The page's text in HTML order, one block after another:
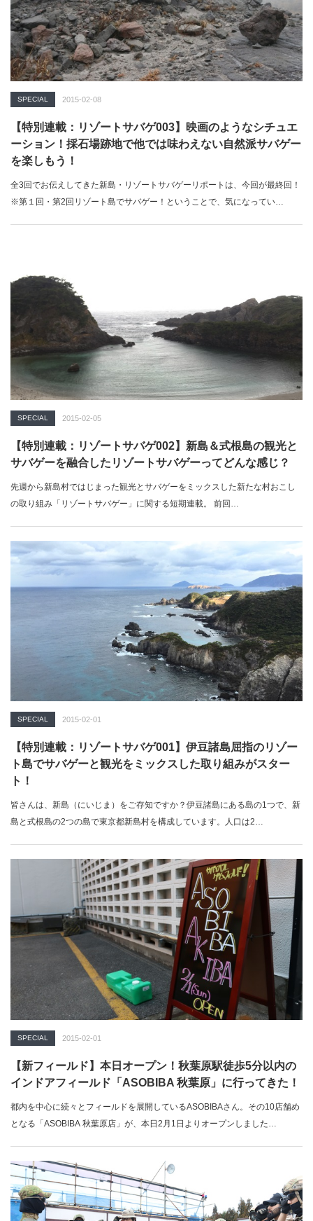
SPECIAL 2015-02-08
【特別連載：リゾートサバゲ003】映画のようなシチュエ
ーション！採石場跡地で他では味わえない自然派サバゲー
を楽しもう！
全3回でお伝えしてきた新島・リゾートサバゲーリポートは、今回が最終回！
※第１回・第2回リゾート島でサバゲー！ということで、気になってい…
SPECIAL 2015-02-05
【特別連載：リゾートサバゲ002】新島＆式根島の観光と
サバゲーを融合したリゾートサバゲーってどんな感じ？
先週から新島村ではじまった観光とサバゲーをミックスした新たな村おこし
の取り組み「リゾートサバゲー」に関する短期連載。 前回…
SPECIAL 2015-02-01
【特別連載：リゾートサバゲ001】伊豆諸島屈指のリゾー
ト島でサバゲーと観光をミックスした取り組みがスター
ト！
皆さんは、新島（にいじま）をご存知ですか？伊豆諸島にある島の1つで、新
島と式根島の2つの島で東京都新島村を構成しています。人口は2…
SPECIAL 2015-02-01
【新フィールド】本日オープン！秋葉原駅徒歩5分以内の
インドアフィールド「ASOBIBA 秋葉原」に行ってきた！
都内を中心に続々とフィールドを展開しているASOBIBAさん。その10店舗め
となる「ASOBIBA 秋葉原店」が、本日2月1日よりオープンしました…